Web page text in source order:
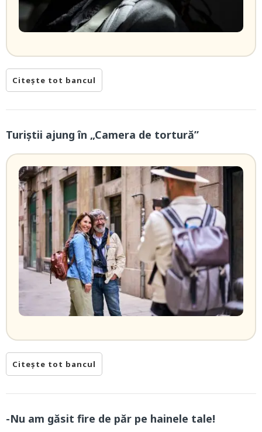
Citește tot bancul
Turiștii ajung în „Camera de tortură”
Citește tot bancul
-Nu am găsit fire de păr pe hainele tale!